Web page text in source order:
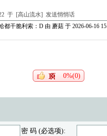
于 [高山流水] 发送悄悄话
都干脆利索：D 由 蘑菇 于 2026-06-16
0%(0)
密 码 (必选项):